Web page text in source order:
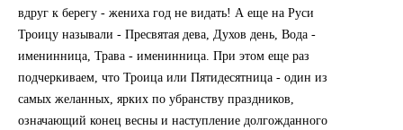
вдруг к берегу - жениха год не видать! А еще на Руси
Троицу называли - Пресвятая дева, Духов день, Вода -
именинница, Трава - именинница. При этом еще раз
подчеркиваем, что Троица или Пятидесятница - один из
самых желанных, ярких по убранству праздников,
означающий конец весны и наступление долгожданного